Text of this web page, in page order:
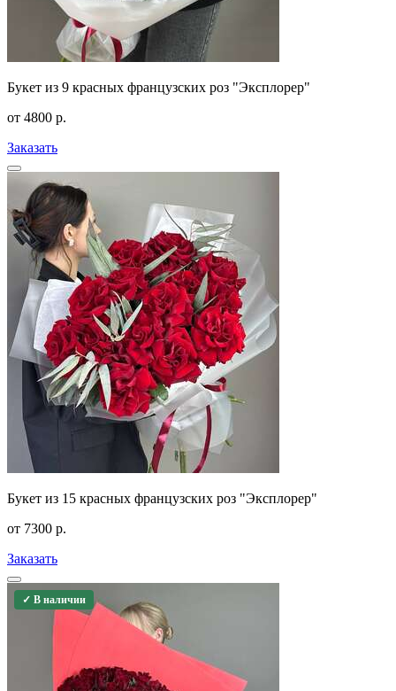
Букет из 9 красных французских роз "Эксплорер"
от 4800 р.
Заказать
Букет из 15 красных французских роз "Эксплорер"
от 7300 р.
Заказать
✓ В наличии